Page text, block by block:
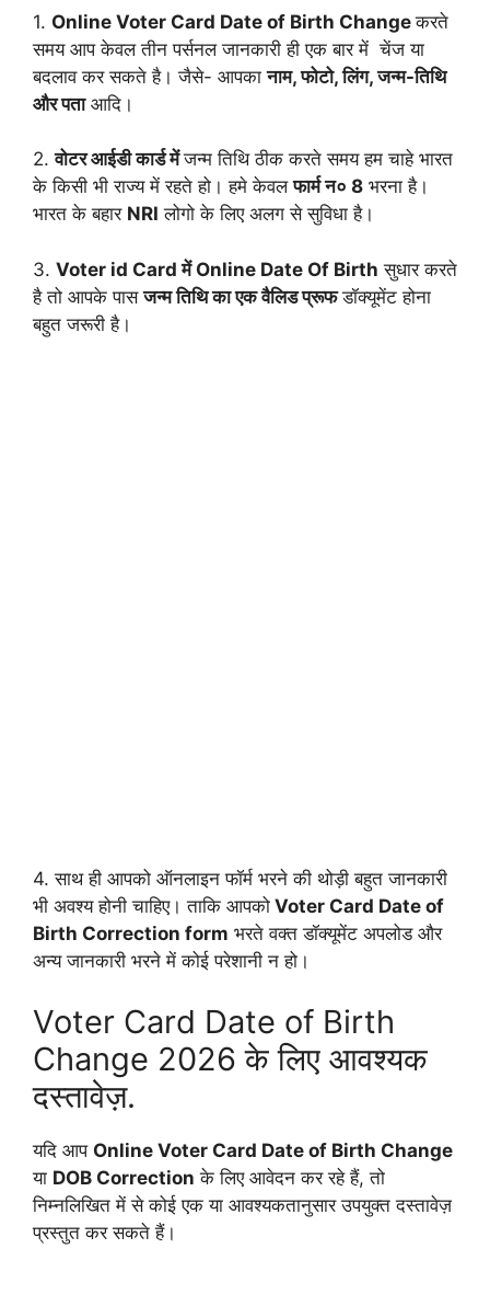
1. Online Voter Card Date of Birth Changeकरते
समय आप केवल तीन पर्सनल जानकारी ही एक बार में चेंज या
बदलाव कर सकते है। जैसे- आपकानाम, फोटो, लिंग, जन्म-तिथि
और पताआदि।
2.वोटर आईडी कार्ड मेंजन्म तिथि ठीक करते समय हम चाहे भारत
के किसी भी राज्य में रहते हो। हमे केवलफार्म न० 8 भरना है।
भारत के बहार NRI लोगो के लिए अलग से सुविधा है।
3. Voter id Card में Online Date Of Birth सुधार करते
है तो आपके पासजन्म तिथि का एक वैलिड प्रूफडॉक्यूमेंट होना
बहुत जरूरी है।
4. साथ ही आपको ऑनलाइन फॉर्म भरने की थोड़ी बहुत जानकारी
भी अवश्य होनी चाहिए। ताकि आपको Voter Card Date of
Birth Correction form भरते वक्त डॉक्यूमेंट अपलोड और
अन्य जानकारी भरने में कोई परेशानी न हो।
Voter Card Date of Birth
Change 2026 के लिए आवश्यक
दस्तावेज़.
यदि आप Online Voter Card Date of Birth Change
या DOB Correction के लिए आवेदन कर रहे हैं, तो
निम्नलिखित में से कोई एक या आवश्यकतानुसार उपयुक्त दस्तावेज़
प्रस्तुत कर सकते हैं।